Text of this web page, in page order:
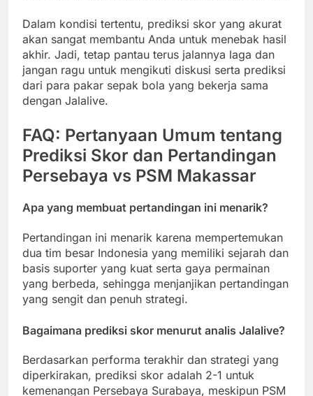
Dalam kondisi tertentu, prediksi skor yang akurat
akan sangat membantu Anda untuk menebak hasil
akhir. Jadi, tetap pantau terus jalannya laga dan
jangan ragu untuk mengikuti diskusi serta prediksi
dari para pakar sepak bola yang bekerja sama
dengan Jalalive.
FAQ: Pertanyaan Umum tentang
Prediksi Skor dan Pertandingan
Persebaya vs PSM Makassar
Apa yang membuat pertandingan ini menarik?
Pertandingan ini menarik karena mempertemukan
dua tim besar Indonesia yang memiliki sejarah dan
basis suporter yang kuat serta gaya permainan
yang berbeda, sehingga menjanjikan pertandingan
yang sengit dan penuh strategi.
Bagaimana prediksi skor menurut analis Jalalive?
Berdasarkan performa terakhir dan strategi yang
diperkirakan, prediksi skor adalah 2-1 untuk
kemenangan Persebaya Surabaya, meskipun PSM